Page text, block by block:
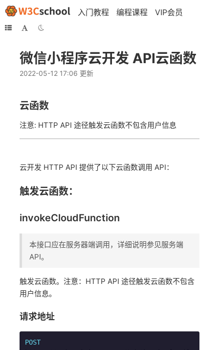
入门教程 编程课程 VIP会员
微信小程序云开发 API云函数
2022-05-12 17:06 更新
云函数
注意: HTTP API 途径触发云函数不包含用户信息
云开发 HTTP API 提供了以下云函数调用 API：
触发云函数：
invokeCloudFunction
本接口应在服务器端调用，详细说明参见服务端
API。
触发云函数。注意：HTTP API 途径触发云函数不包含
用户信息。
请求地址
POST